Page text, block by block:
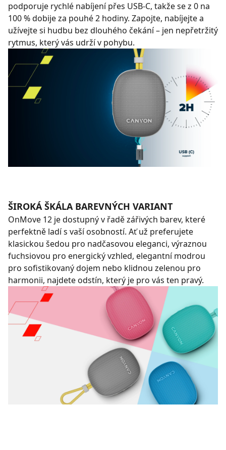
podporuje rychlé nabíjení přes USB-C, takže se z 0 na
100 % dobije za pouhé 2 hodiny. Zapojte, nabíjejte a
užívejte si hudbu bez dlouhého čekání – jen nepřetržitý
rytmus, který vás udrží v pohybu.
ŠIROKÁ ŠKÁLA BAREVNÝCH VARIANT
OnMove 12 je dostupný v řadě zářivých barev, které
perfektně ladí s vaší osobností. Ať už preferujete
klasickou šedou pro nadčasovou eleganci, výraznou
fuchsiovou pro energický vzhled, elegantní modrou
pro sofistikovaný dojem nebo klidnou zelenou pro
harmonii, najdete odstín, který je pro vás ten pravý.